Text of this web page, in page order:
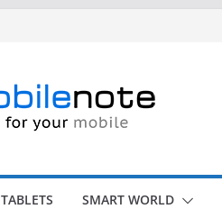
TABLETS SMART WORLD